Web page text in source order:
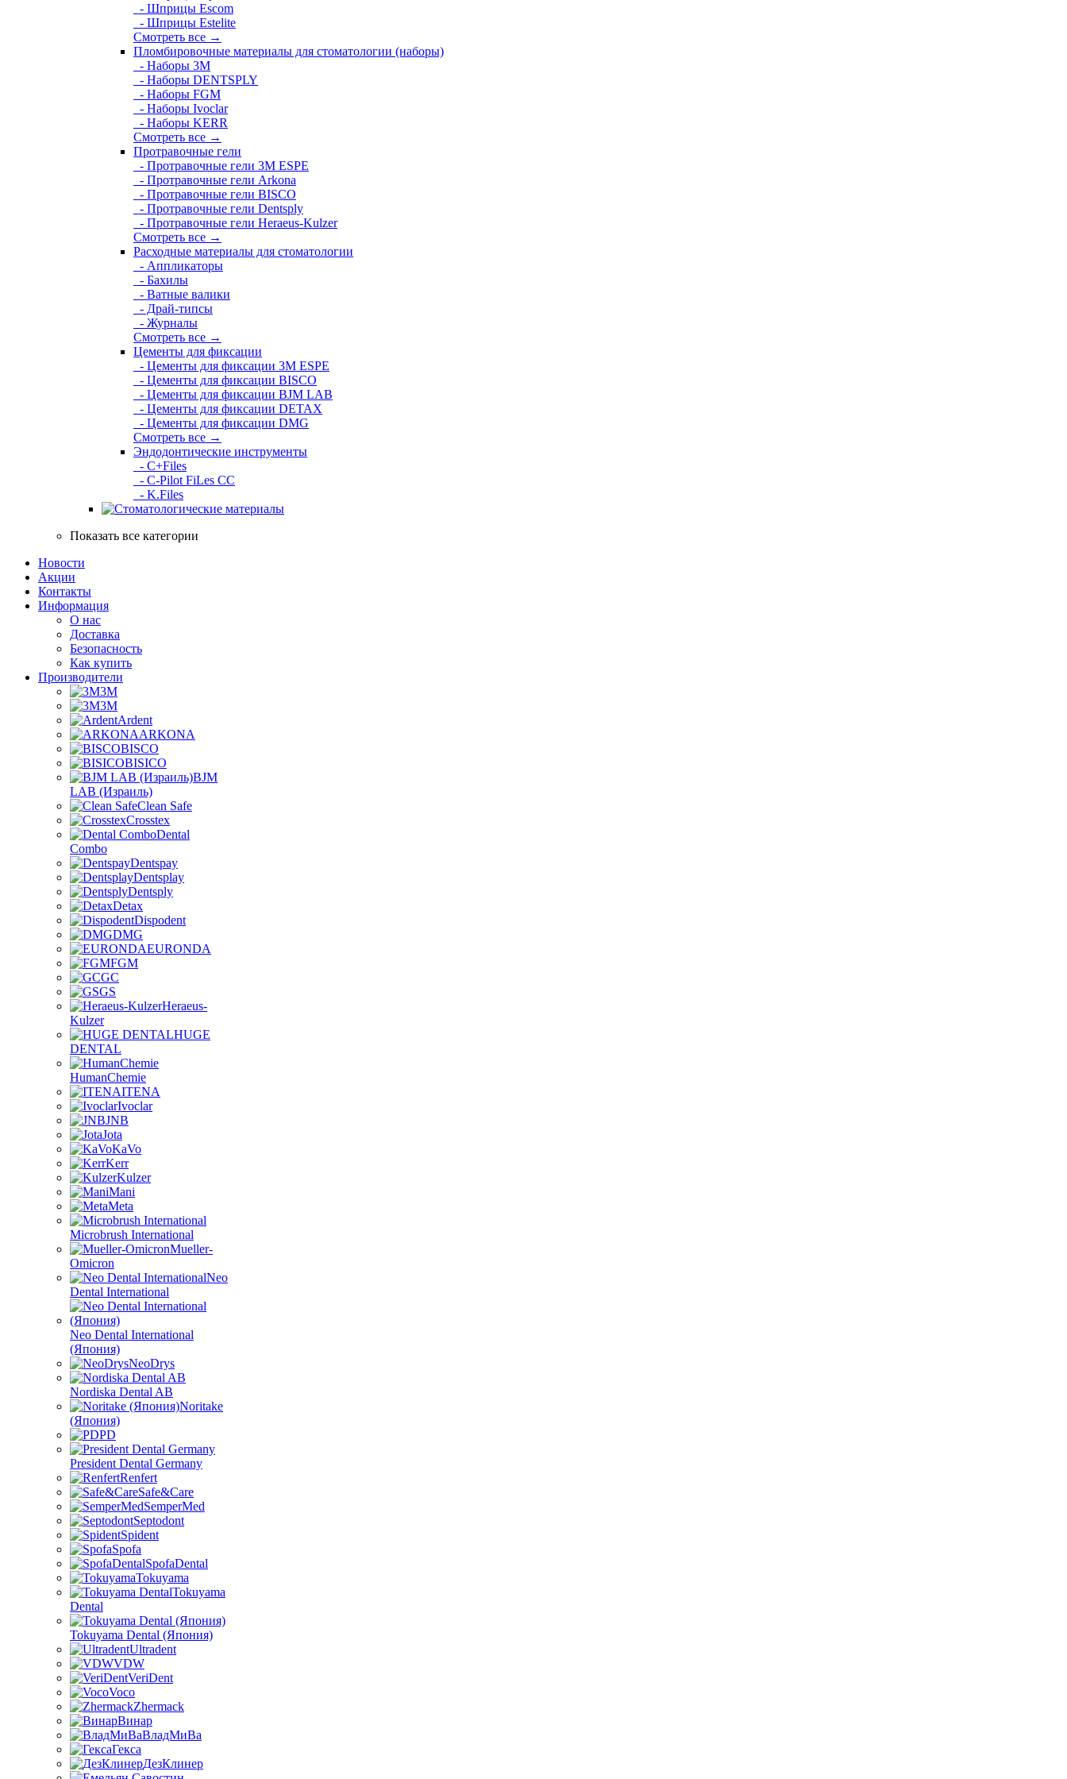
- Шприцы Escom
- Шприцы Estelite
Смотреть все →
Пломбировочные материалы для стоматологии (наборы)
- Наборы 3М
- Наборы DENTSPLY
- Наборы FGM
- Наборы Ivoclar
- Наборы KERR
Смотреть все →
Протравочные гели
- Протравочные гели 3М ESPE
- Протравочные гели Arkona
- Протравочные гели BISCO
- Протравочные гели Dentsply
- Протравочные гели Heraeus-Kulzer
Смотреть все →
Расходные материалы для стоматологии
- Аппликаторы
- Бахилы
- Ватные валики
- Драй-типсы
- Журналы
Смотреть все →
Цементы для фиксации
- Цементы для фиксации 3M ESPE
- Цементы для фиксации BISCO
- Цементы для фиксации BJM LAB
- Цементы для фиксации DETAX
- Цементы для фиксации DMG
Смотреть все →
Эндодонтические инструменты
- C+Files
- C-Pilot FiLes CC
- K.Files
Показать все категории
Новости
Акции
Контакты
Информация
О нас
Доставка
Безопасность
Как купить
Производители
3M
3М
Ardent
ARKONA
BISCO
BISICO
BJM
LAB (Израиль)
Clean Safe
Crosstex
Dental
Combo
Dentspay
Dentsplay
Dentsply
Detax
Dispodent
DMG
EURONDA
FGM
GC
GS
Heraeus-
Kulzer
HUGE
DENTAL
HumanChemie
ITENA
Ivoclar
JNB
Jota
KaVo
Kerr
Kulzer
Mani
Meta
Microbrush International
Mueller-
Omicron
Neo
Dental International
Neo Dental International
(Япония)
NeoDrys
Nordiska Dental AB
Noritake
(Япония)
PD
President Dental Germany
Renfert
Safe&Care
SemperMed
Septodont
Spident
Spofa
SpofaDental
Tokuyama
Tokuyama
Dental
Tokuyama Dental (Япония)
Ultradent
VDW
VeriDent
Voco
Zhermack
Винар
ВладМиВа
Гекса
ДезКлинер